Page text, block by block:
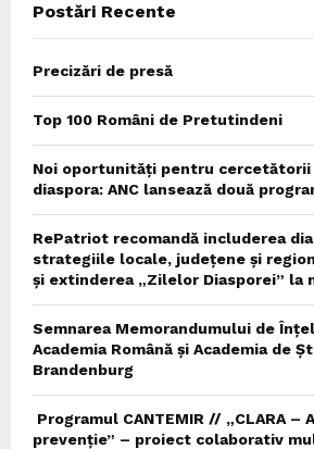
Postări Recente
Precizări de presă
Top 100 Români de Pretutindeni
Noi oportunități pentru cercetătorii
diaspora: ANC lansează două
RePatriot recomandă includerea
strategiile locale, județene și
și extinderea „Zilelor Diasporei” la
Semnarea Memorandumului de
Academia Română și Academia de
Brandenburg
Programul CANTEMIR // „CLARA –
prevenție” – proiect colaborativ